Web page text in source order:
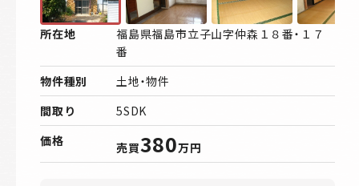
所在地
福島県福島市立子山字仲森１８番・１７
番
物件種別
土地・物件
間取り
5SDK
価格
売買380万円